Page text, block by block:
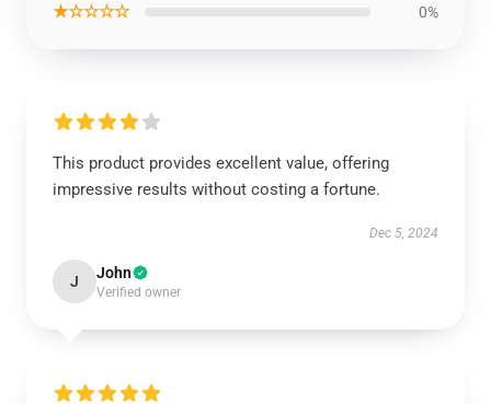
★☆☆☆☆ 0%
This product provides excellent value, offering
impressive results without costing a fortune.
Dec 5, 2024
J John
Verified owner